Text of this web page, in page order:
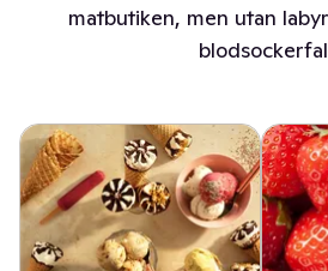
matbutiken, men utan